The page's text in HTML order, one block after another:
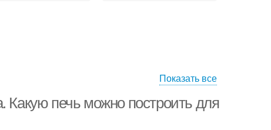
Показать все
Какую печь можно построить для